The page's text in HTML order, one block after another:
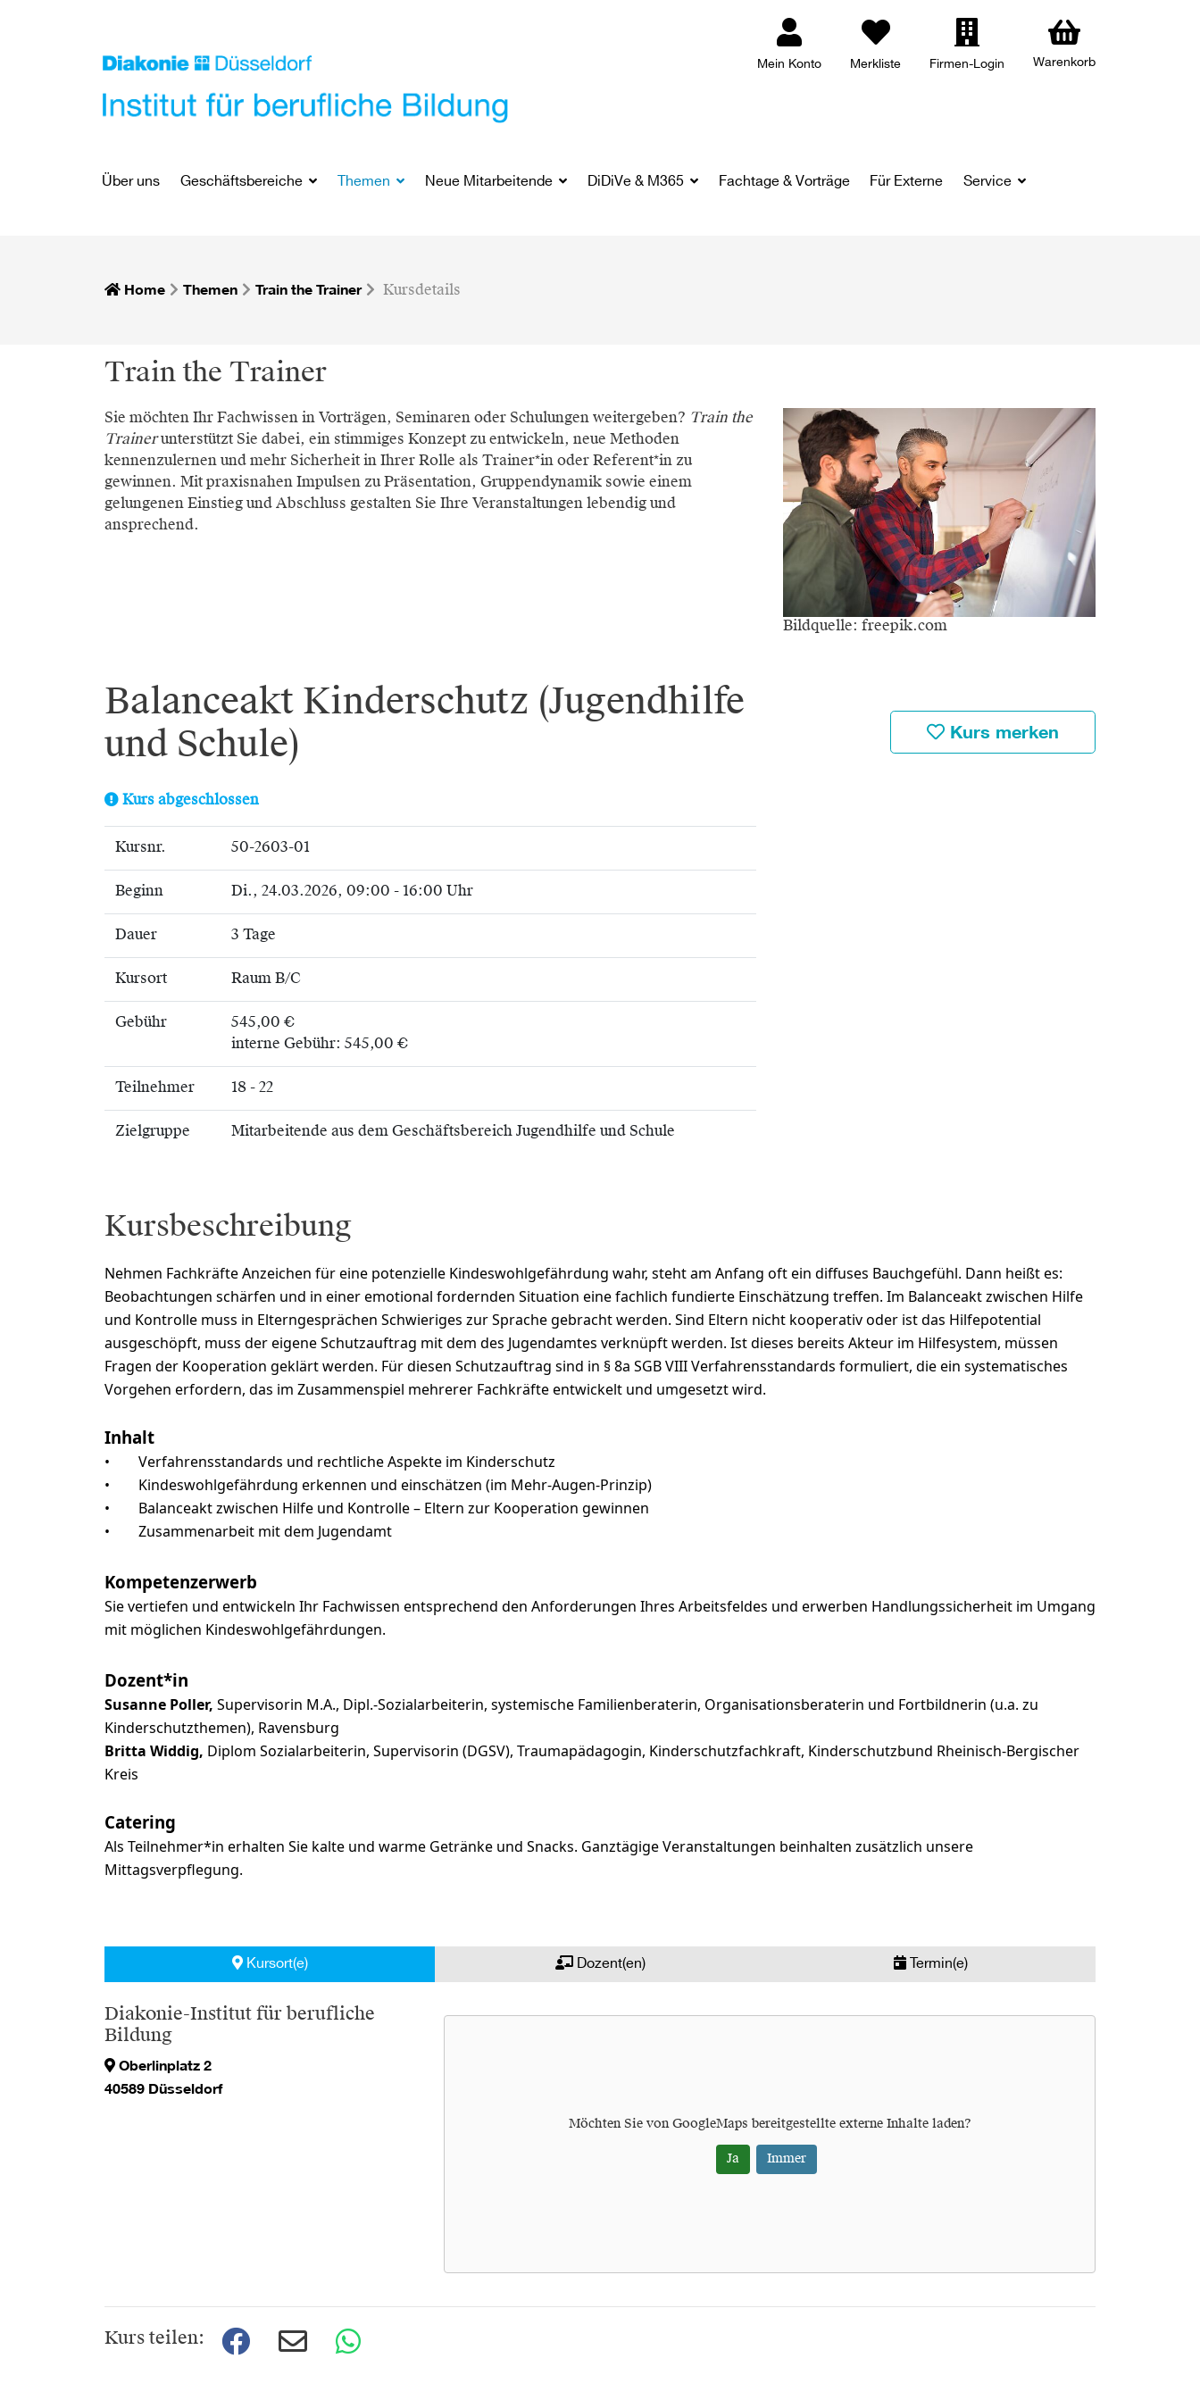
Mein Konto Merkliste Firmen-Login Warenkorb
Über uns Geschäftsbereiche Themen Neue Mitarbeitende DiDiVe & M365 Fachtage & Vorträge Für Externe Service
Home Themen Train the Trainer Kursdetails
Train the Trainer
Sie möchten Ihr Fachwissen in Vorträgen, Seminaren oder Schulungen weitergeben? Train the
Trainerunterstützt Sie dabei, ein stimmiges Konzept zu entwickeln, neue Methoden
kennenzulernen und mehr Sicherheit in Ihrer Rolle als Trainer*in oder Referent*in zu
gewinnen. Mit praxisnahen Impulsen zu Präsentation, Gruppendynamik sowie einem
gelungenen Einstieg und Abschluss gestalten Sie Ihre Veranstaltungen lebendig und
ansprechend.
Bildquelle: freepik.com
Balanceakt Kinderschutz (Jugendhilfe
und Schule)
Kurs abgeschlossen
Kursnr. 50-2603-01
Beginn Di., 24.03.2026, 09:00 - 16:00 Uhr
Dauer 3 Tage
Kursort Raum B/C
Gebühr
545,00 €
interne Gebühr: 545,00 €
Teilnehmer 18 - 22
Zielgruppe Mitarbeitende aus dem Geschäftsbereich Jugendhilfe und Schule
Kurs merken
Kursbeschreibung
Nehmen Fachkräfte Anzeichen für eine potenzielle Kindeswohlgefährdung wahr, steht am Anfang oft ein diffuses Bauchgefühl. Dann heißt es:
Beobachtungen schärfen und in einer emotional fordernden Situation eine fachlich fundierte Einschätzung treffen. Im Balanceakt zwischen Hilfe
und Kontrolle muss in Elterngesprächen Schwieriges zur Sprache gebracht werden. Sind Eltern nicht kooperativ oder ist das Hilfepotential
ausgeschöpft, muss der eigene Schutzauftrag mit dem des Jugendamtes verknüpft werden. Ist dieses bereits Akteur im Hilfesystem, müssen
Fragen der Kooperation geklärt werden. Für diesen Schutzauftrag sind in § 8a SGB VIII Verfahrensstandards formuliert, die ein systematisches
Vorgehen erfordern, das im Zusammenspiel mehrerer Fachkräfte entwickelt und umgesetzt wird.
Inhalt
•
Verfahrensstandards und rechtliche Aspekte im Kinderschutz
•
Kindeswohlgefährdung erkennen und einschätzen (im Mehr-Augen-Prinzip)
•
Balanceakt zwischen Hilfe und Kontrolle – Eltern zur Kooperation gewinnen
•
Zusammenarbeit mit dem Jugendamt
Kompetenzerwerb
Sie vertiefen und entwickeln Ihr Fachwissen entsprechend den Anforderungen Ihres Arbeitsfeldes und erwerben Handlungssicherheit im Umgang
mit möglichen Kindeswohlgefährdungen.
Dozent*in
Susanne Poller, Supervisorin M.A., Dipl.-Sozialarbeiterin, systemische Familienberaterin, Organisationsberaterin und Fortbildnerin (u.a. zu
Kinderschutzthemen), Ravensburg
Britta Widdig, Diplom Sozialarbeiterin, Supervisorin (DGSV), Traumapädagogin, Kinderschutzfachkraft, Kinderschutzbund Rheinisch-Bergischer
Kreis
Catering
Als Teilnehmer*in erhalten Sie kalte und warme Getränke und Snacks. Ganztägige Veranstaltungen beinhalten zusätzlich unsere
Mittagsverpflegung.
Kursort(e) Dozent(en) Termin(e)
Diakonie-Institut für berufliche
Bildung
Oberlinplatz 2
40589 Düsseldorf
Möchten Sie von GoogleMaps bereitgestellte externe Inhalte laden?
Ja Immer
Kurs teilen: